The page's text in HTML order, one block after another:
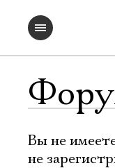
Вы не
не